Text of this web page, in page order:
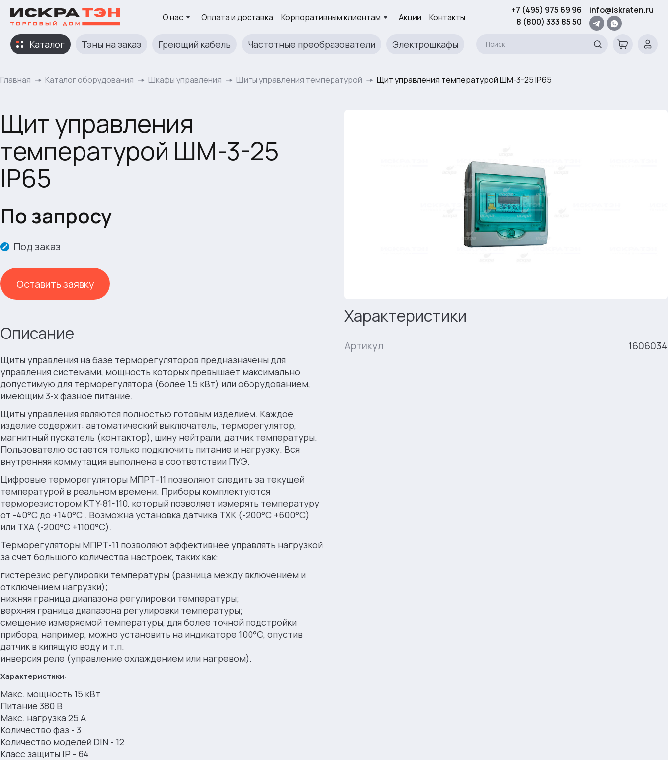
О нас Оплата и доставка Корпоративным клиентам Акции Контакты
+7 (495) 975 69 96
8 (800) 333 85 50
info@iskraten.ru
Каталог Тэны на заказ Греющий кабель Частотные преобразователи Электрошкафы
Главная Каталог оборудования Шкафы управления Щиты управления температурой Щит управления температурой ШМ-3-25 IP65
Характеристики
Артикул 1606034
Щит управления
температурой ШМ-3-25
IP65
По запросу
Под заказ
Оставить заявку
Описание
Щиты управления на базе терморегуляторов предназначены для
управления системами, мощность которых превышает максимально
допустимую для терморегулятора (более 1,5 кВт) или оборудованием,
имеющим 3-х фазное питание.
Щиты управления являются полностью готовым изделием. Каждое
изделие содержит: автоматический выключатель, терморегулятор,
магнитный пускатель (контактор), шину нейтрали, датчик температуры.
Пользователю остается только подключить питание и нагрузку. Вся
внутренняя коммутация выполнена в соответствии ПУЭ.
Цифровые терморегуляторы МПРТ-11 позволяют следить за текущей
температурой в реальном времени. Приборы комплектуются
терморезистором KTY-81-110, который позволяет измерять температуру
от -40°С до +140°С . Возможна установка датчика ТХК (-200°С +600°С)
или ТХА (-200°С +1100°С).
Терморегуляторы МПРТ-11 позволяют эффективнее управлять нагрузкой
за счет большого количества настроек, таких как:
гистерезис регулировки температуры (разница между включением и
отключением нагрузки);
нижняя граница диапазона регулировки температуры;
верхняя граница диапазона регулировки температуры;
смещение измеряемой температуры, для более точной подстройки
прибора, например, можно установить на индикаторе 100°С, опустив
датчик в кипящую воду и т.п.
инверсия реле (управление охлаждением или нагревом).
Характеристики:
Макс. мощность 15 кВт
Питание 380 В
Макс. нагрузка 25 А
Количество фаз - 3
Количество моделей DIN - 12
Класс защиты IP - 64